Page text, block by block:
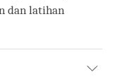
dan latihan